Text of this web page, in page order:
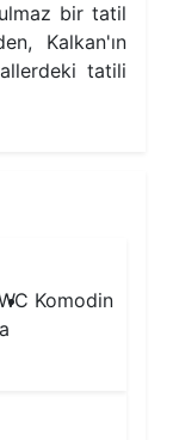
bir tatil
Kalkan'ın
tatili
Komodin